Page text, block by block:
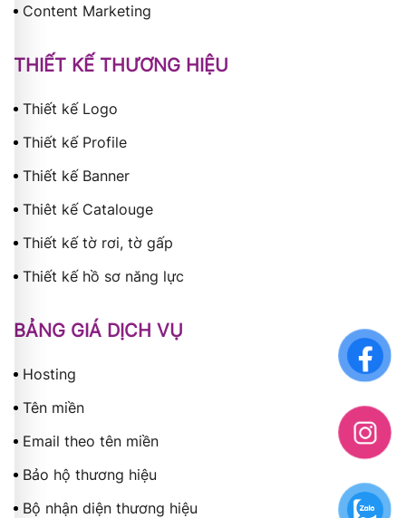
Content Marketing
THIẾT KẾ THƯƠNG HIỆU
Thiết kế Logo
Thiết kế Profile
Thiết kế Banner
Thiêt kế Catalouge
Thiết kế tờ rơi, tờ gấp
Thiết kế hồ sơ năng lực
BẢNG GIÁ DỊCH VỤ
Hosting
Tên miền
Email theo tên miền
Bảo hộ thương hiệu
Bộ nhận diện thương hiệu